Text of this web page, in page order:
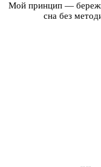
Мой принцип —
сна без